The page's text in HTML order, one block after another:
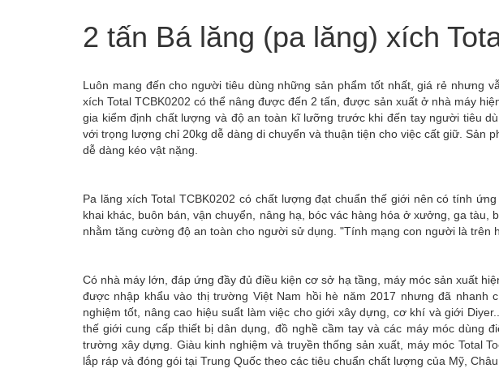
2 tấn Bá lăng (pa lăng) xích
Luôn mang đến cho người tiêu dùng những sản phẩm tốt nhất, giá rẻ nhưng
xích Total TCBK0202 có thể nâng được đến 2 tấn, được sản xuất ở nhà máy
gia kiểm định chất lượng và độ an toàn kĩ lưỡng trước khi đến tay người tiêu
với trọng lượng chỉ 20kg dễ dàng di chuyển và thuận tiện cho việc cất giữ. Sản
dễ dàng kéo vật nặng.
Pa lăng xích Total TCBK0202 có chất lượng đạt chuẩn thế giới nên có tính
khai khác, buôn bán, vận chuyển, nâng hạ, bóc vác hàng hóa ở xưởng, ga tàu,
nhằm tăng cường độ an toàn cho người sử dụng. "Tính mạng con người là trên
Có nhà máy lớn, đáp ứng đầy đủ điều kiện cơ sở hạ tầng, máy móc sản xuất
được nhập khẩu vào thị trường Việt Nam hồi hè năm 2017 nhưng đã nhanh
nghiệm tốt, nâng cao hiệu suẩt làm việc cho giới xây dựng, cơ khí và giới
thế giới cung cấp thiết bị dân dụng, đồ nghề cầm tay và các máy móc dùng
trường xây dựng. Giàu kinh nghiệm và truyền thống sản xuất, máy móc Total
lắp ráp và đóng gói tại Trung Quốc theo các tiêu chuẩn chất lượng của Mỹ,